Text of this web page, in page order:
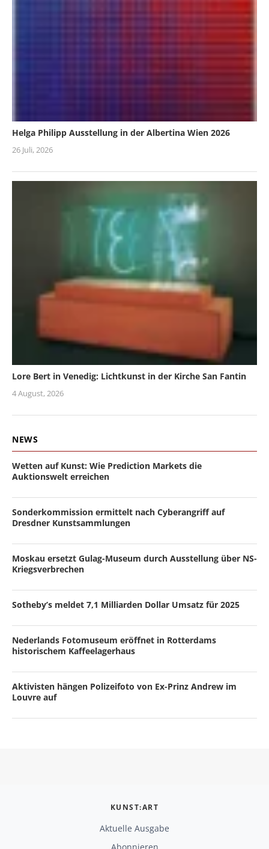
Helga Philipp Ausstellung in der Albertina Wien 2026
26 Juli, 2026
Lore Bert in Venedig: Lichtkunst in der Kirche San Fantin
4 August, 2026
NEWS
Wetten auf Kunst: Wie Prediction Markets die
Auktionswelt erreichen
Sonderkommission ermittelt nach Cyberangriff auf
Dresdner Kunstsammlungen
Moskau ersetzt Gulag-Museum durch Ausstellung über NS-
Kriegsverbrechen
Sotheby’s meldet 7,1 Milliarden Dollar Umsatz für 2025
Nederlands Fotomuseum eröffnet in Rotterdams
historischem Kaffeelagerhaus
Aktivisten hängen Polizeifoto von Ex-Prinz Andrew im
Louvre auf
KUNST:ART
Aktuelle Ausgabe